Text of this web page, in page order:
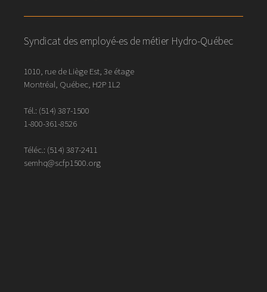
Syndicat des employé-es de métier Hydro-Québec
1010, rue de Liège Est, 3e étage
Montréal, Québec, H2P 1L2
Tél.: (514) 387-1500
1-800-361-8526
Téléc.: (514) 387-2411
semhq@scfp1500.org